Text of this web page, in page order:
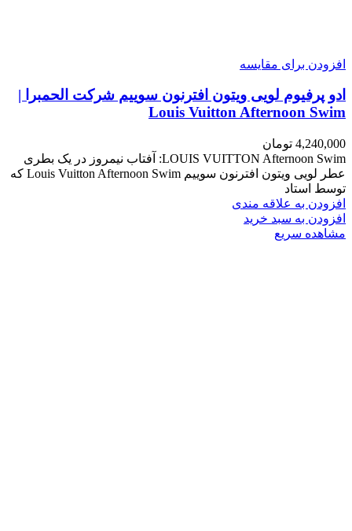
افزودن برای مقایسه
ادو پرفیوم لویی ویتون افترنون سوییم شرکت الحمبرا |
Louis Vuitton Afternoon Swim
4,240,000 تومان
LOUIS VUITTON Afternoon Swim: آفتاب نیمروز در یک بطری
عطر لویی ویتون افترنون سوییم Louis Vuitton Afternoon Swim که
توسط استاد
افزودن به علاقه مندی
افزودن به سبد خرید
مشاهده سریع